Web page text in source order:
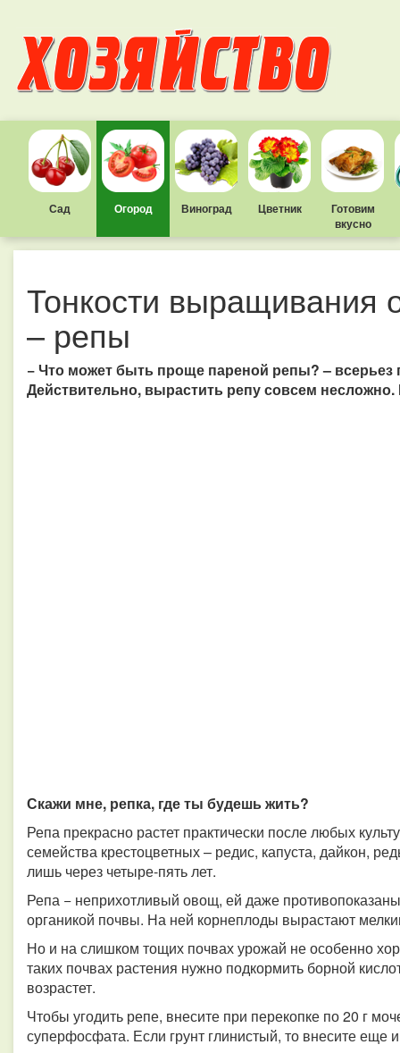
Сад Огород Виноград Цветник
Готовим
вкусно
Тонкости выращивания
– репы
− Что может быть проще пареной репы? – всерьез
Действительно, вырастить репу совсем
Скажи мне, репка, где ты будешь жить?
Репа прекрасно растет практически после любых
семейства крестоцветных – редис, капуста, дайкон,
лишь через четыре-пять лет.
Репа − неприхотливый овощ, ей даже
органикой почвы. На ней корнеплоды вырастают
Но и на слишком тощих почвах урожай не особенно
таких почвах растения нужно подкормить борной
возрастет.
Чтобы угодить репе, внесите при перекопке по 20 г
суперфосфата. Если грунт глинистый, то внесите еще